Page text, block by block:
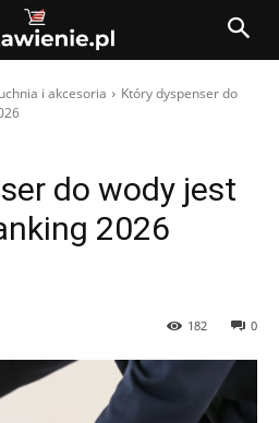
i akcesoria
Który dyspenser do
do wody jest
2026
0
182